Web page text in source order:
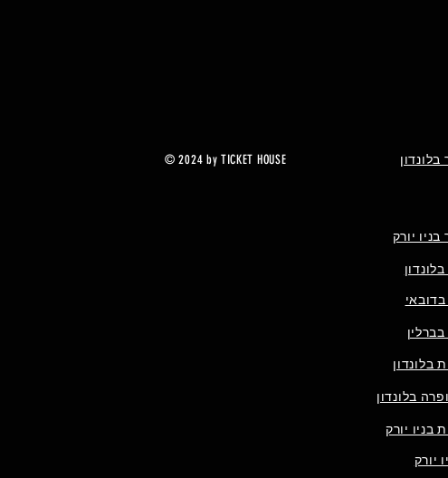
© 2024 by TICKET HOUSE
יורק
בלונדון
בלונדון
בניו יורק
יורק